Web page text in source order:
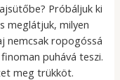
Próbáljuk ki
meglátjuk, milyen
nemcsak ropogóssá
puhává teszi.
meg trükköt.